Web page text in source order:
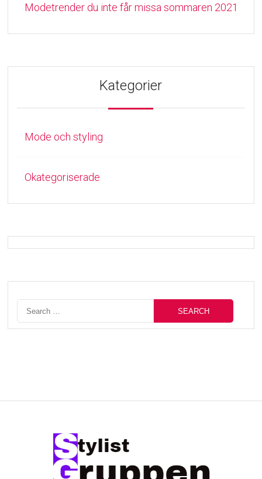
Modetrender du inte får missa sommaren 2021
Kategorier
Mode och styling
Okategoriserade